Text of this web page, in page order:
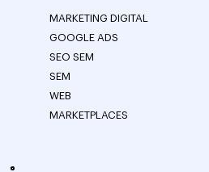
MARKETING DIGITAL
GOOGLE ADS
SEO SEM
SEM
WEB
MARKETPLACES